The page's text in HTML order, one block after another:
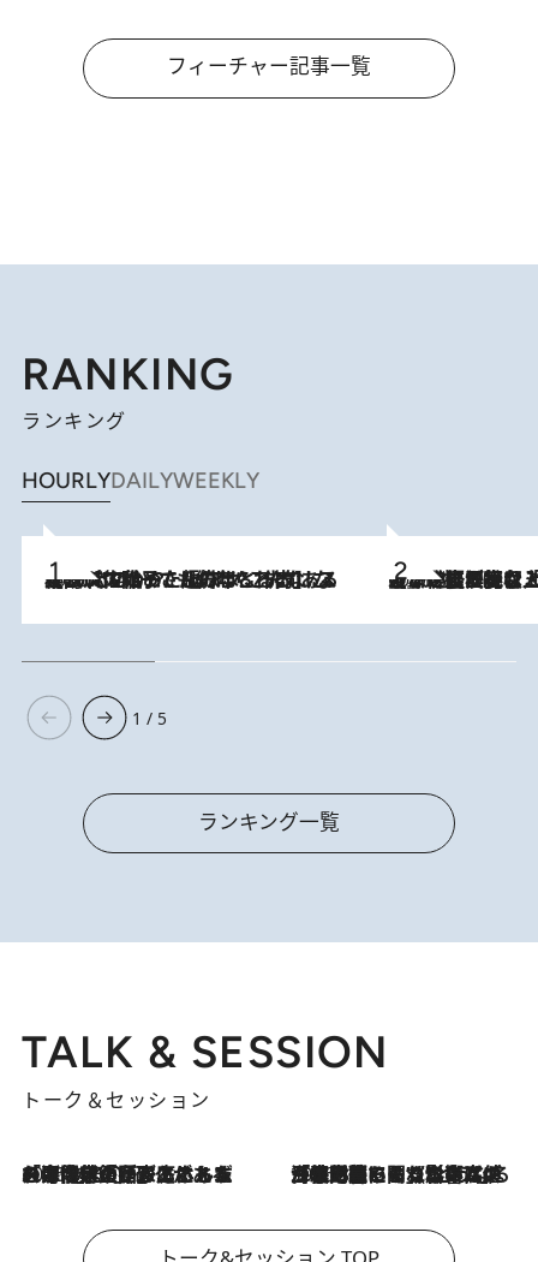
フィーチャー記事一覧
RANKING
ランキング
HOURLYDAILYWEEKLY
2026.8.5
【阿川佐和子さんの年とる力】なぜ70代で始めた趣味は“こんなに楽しい”のか？ ピアノ、俳句…スランプに陥っても続けられる“ある秘訣”とは 2026.8.5
【なぜ吉沢亮は「気配を消せる」のか？】興行収入208億の『国宝』を経て挑むミュージカル『ディア・エヴァン・ハンセン』。トップ俳優が舞台上でさらけ出した“孤独”とは
1 / 5
ランキング一覧
TALK & SESSION
トーク＆セッション
2026.8.3
「今後値上げがあるとすれば…」「リスクがあるのは今年の冬」エネルギー専門家が語る、ホルムズ海峡封鎖が家庭にもたらす“ある心配” 2026.8.3
「住宅建てられない…」「サーチャージ料の高値が続いている」ホルムズ海峡封鎖による影響はいつまで続く？《エネルギー専門家に聞く“どうなる日本の暮らし”》